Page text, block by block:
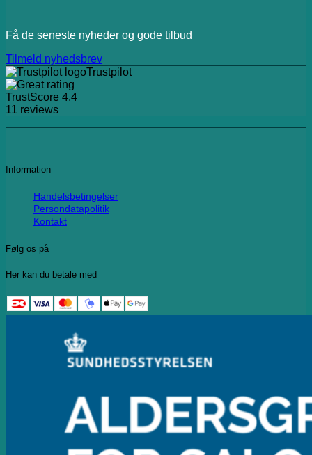
Få de seneste nyheder og gode tilbud
Tilmeld nyhedsbrev
Trustpilot
TrustScore 4.4
11 reviews
Information
Handelsbetingelser
Persondatapolitik
Kontakt
Følg os på
Her kan du betale med